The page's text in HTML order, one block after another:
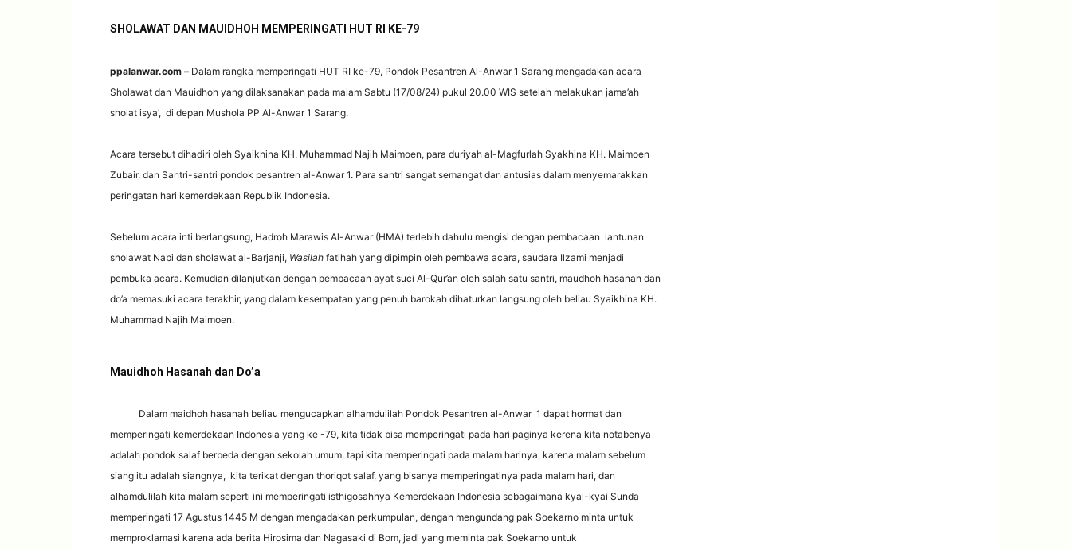
SHOLAWAT DAN MAUIDHOH MEMPERINGATI HUT RI KE-79
ppalanwar.com – Dalam rangka memperingati HUT RI ke-79, Pondok Pesantren Al-Anwar 1 Sarang mengadakan acara
Sholawat dan Mauidhoh yang dilaksanakan pada malam Sabtu (17/08/24) pukul 20.00 WIS setelah melakukan jama’ah
sholat isya’, di depan Mushola PP Al-Anwar 1 Sarang.
Acara tersebut dihadiri oleh Syaikhina KH. Muhammad Najih Maimoen, para duriyah al-Magfurlah Syakhina KH. Maimoen
Zubair, dan Santri-santri pondok pesantren al-Anwar 1. Para santri sangat semangat dan antusias dalam menyemarakkan
peringatan hari kemerdekaan Republik Indonesia.
Sebelum acara inti berlangsung, Hadroh Marawis Al-Anwar (HMA) terlebih dahulu mengisi dengan pembacaan lantunan
sholawat Nabi dan sholawat al-Barjanji, Wasilah fatihah yang dipimpin oleh pembawa acara, saudara Ilzami menjadi
pembuka acara. Kemudian dilanjutkan dengan pembacaan ayat suci Al-Qur’an oleh salah satu santri, maudhoh hasanah dan
do’a memasuki acara terakhir, yang dalam kesempatan yang penuh barokah dihaturkan langsung oleh beliau Syaikhina KH.
Muhammad Najih Maimoen.
Mauidhoh Hasanah dan Do’a
Dalam maidhoh hasanah beliau mengucapkan alhamdulilah Pondok Pesantren al-Anwar 1 dapat hormat dan
memperingati kemerdekaan Indonesia yang ke -79, kita tidak bisa memperingati pada hari paginya kerena kita notabenya
adalah pondok salaf berbeda dengan sekolah umum, tapi kita memperingati pada malam harinya, karena malam sebelum
siang itu adalah siangnya, kita terikat dengan thoriqot salaf, yang bisanya memperingatinya pada malam hari, dan
alhamdulilah kita malam seperti ini memperingati isthigosahnya Kemerdekaan Indonesia sebagaimana kyai-kyai Sunda
memperingati 17 Agustus 1445 M dengan mengadakan perkumpulan, dengan mengundang pak Soekarno minta untuk
memproklamasi karena ada berita Hirosima dan Nagasaki di Bom, jadi yang meminta pak Soekarno untuk